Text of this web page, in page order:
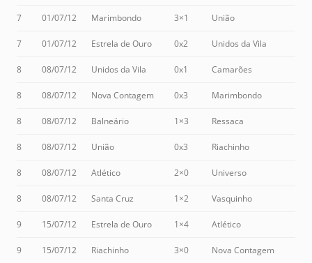
7 01/07/12 Marimbondo 3×1 União
7 01/07/12 Estrela de Ouro 0x2 Unidos da Vila
8 08/07/12 Unidos da Vila 0x1 Camarões
8 08/07/12 Nova Contagem 0x3 Marimbondo
8 08/07/12 Balneário 1×3 Ressaca
8 08/07/12 União 0x3 Riachinho
8 08/07/12 Atlético 2×0 Universo
8 08/07/12 Santa Cruz 1×2 Vasquinho
9 15/07/12 Estrela de Ouro 1×4 Atlético
9 15/07/12 Riachinho 3×0 Nova Contagem